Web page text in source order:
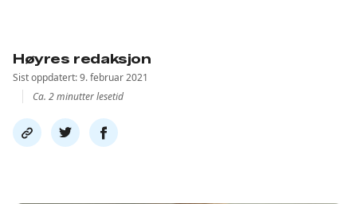
Høyres redaksjon
Sist oppdatert: 9. februar 2021
Ca. 2 minutter lesetid
Del
link
Del
på
Del
på